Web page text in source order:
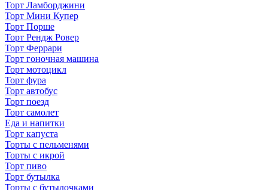
Торт Ламборджини
Торт Мини Купер
Торт Порше
Торт Рендж Ровер
Торт Феррари
Торт гоночная машина
Торт мотоцикл
Торт фура
Торт автобус
Торт поезд
Торт самолет
Еда и напитки
Торт капуста
Торты с пельменями
Торты с икрой
Торт пиво
Торт бутылка
Торты с бутылочками